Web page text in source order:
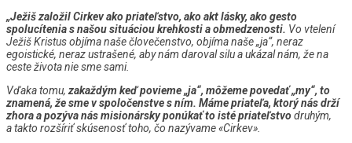
„Ježiš založil Cirkev ako priateľstvo, ako akt lásky, ako gesto
spolucítenia s našou situáciou krehkosti a obmedzenosti. Vo vtelení
Ježiš Kristus objíma naše človečenstvo, objíma naše „ja“, neraz
egoistické, neraz ustrašené, aby nám daroval silu a ukázal nám, že na
ceste života nie sme sami.
Vďaka tomu, zakaždým keď povieme „ja“, môžeme povedať „my“, to
znamená, že sme v spoločenstve s ním. Máme priateľa, ktorý nás drží
zhora a pozýva nás misionárskyponúkať to isté priateľstvodruhým,
a takto rozšíriť skúsenosť toho, čo nazývame «Cirkev».